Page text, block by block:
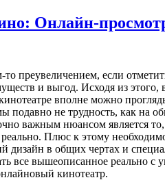
Онлайн-
то преувеличением, если
и выгод. Исходя из
вполне можно
подавно не трудность, как на
важным нюансом является
Плюс к этому
дизайн в общих чертах и
все вышеописанное реально с
кинотеатр.